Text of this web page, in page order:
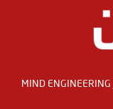
MIND ENGINEERING